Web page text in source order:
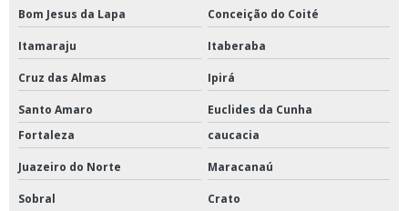
Bom Jesus da Lapa Conceição do Coité
Itamaraju Itaberaba
Cruz das Almas Ipirá
Santo Amaro
Euclides da Cunha
Fortaleza
caucacia
Juazeiro do Norte Maracanaú
Sobral Crato